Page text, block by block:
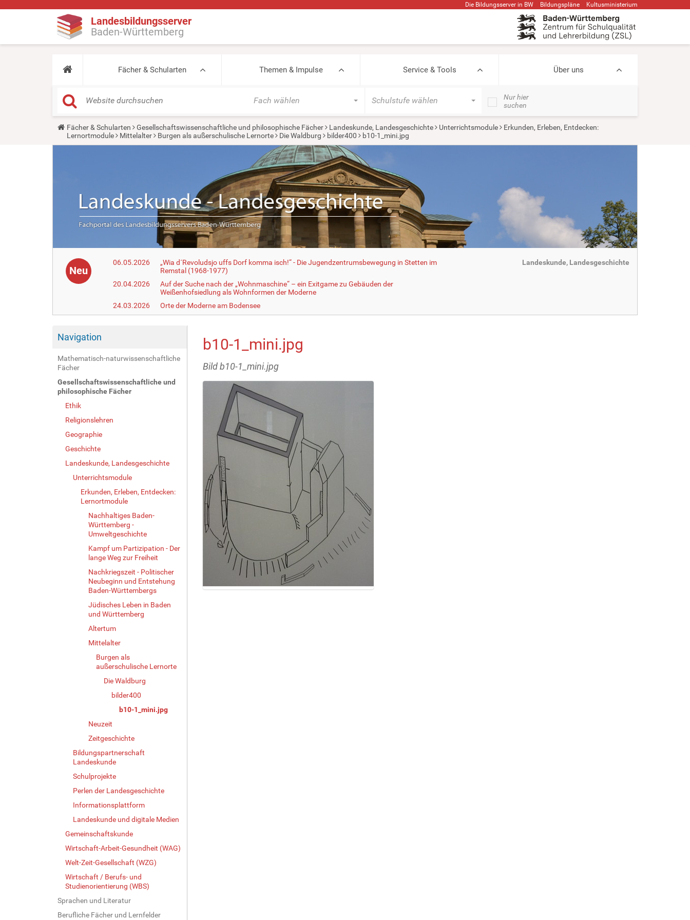
Die Bildungsserver in BW Bildungspläne Kultusministerium
Landesbildungsserver
Baden-Württemberg
Fächer & Schularten Themen & Impulse Service & Tools Über uns
Fach wählen Schulstufe wählen
Nur hier
suchen
Y
u
Fächer & Schularten Gesellschaftswissenschaftliche und philosophische Fächer Landeskunde, Landesgeschichte Unterrichtsmodule
Erkunden, Erleben, Entdecken:
Lernortmodule
Mittelalter Burgen als außerschulische Lernorte Die Waldburg bilder400 b10-1_mini.jpg
Neu
06.05.2026
„Wia d´Revoludsjo uffs Dorf komma isch!“ - Die Jugendzentrumsbewegung in Stetten im
Remstal (1968-1977)
20.04.2026
Auf der Suche nach der „Wohnmaschine“ – ein Exitgame zu Gebäuden der
Weißenhofsiedlung als Wohnformen der Moderne
24.03.2026
Orte der Moderne am Bodensee
Landeskunde, Landesgeschichte
Navigation
Mathematisch-naturwissenschaftliche
Fächer
Gesellschaftswissenschaftliche und
philosophische Fächer
Ethik
Religionslehren
Geographie
Geschichte
Landeskunde, Landesgeschichte
Unterrichtsmodule
Erkunden, Erleben, Entdecken:
Lernortmodule
Nachhaltiges Baden-
Württemberg -
Umweltgeschichte
Kampf um Partizipation - Der
lange Weg zur Freiheit
Nachkriegszeit - Politischer
Neubeginn und Entstehung
Baden-Württembergs
Jüdisches Leben in Baden
und Württemberg
Altertum
Mittelalter
Burgen als
außerschulische Lernorte
Die Waldburg
bilder400
b10-1_mini.jpg
Neuzeit
Zeitgeschichte
Bildungspartnerschaft
Landeskunde
Schulprojekte
Perlen der Landesgeschichte
Informationsplattform
Landeskunde und digitale Medien
Gemeinschaftskunde
Wirtschaft-Arbeit-Gesundheit (WAG)
Welt-Zeit-Gesellschaft (WZG)
Wirtschaft / Berufs- und
Studienorientierung (WBS)
Sprachen und Literatur
Berufliche Fächer und Lernfelder
b10-1_mini.jpg
Bild b10-1_mini.jpg